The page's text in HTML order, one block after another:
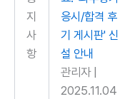
지
사
항
응시/합격 후
기 게시판' 신
설 안내
관리자
2025.11.04